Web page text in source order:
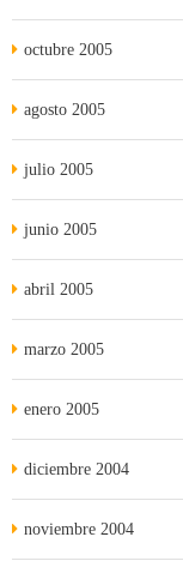
octubre 2005
agosto 2005
julio 2005
junio 2005
abril 2005
marzo 2005
enero 2005
diciembre 2004
noviembre 2004